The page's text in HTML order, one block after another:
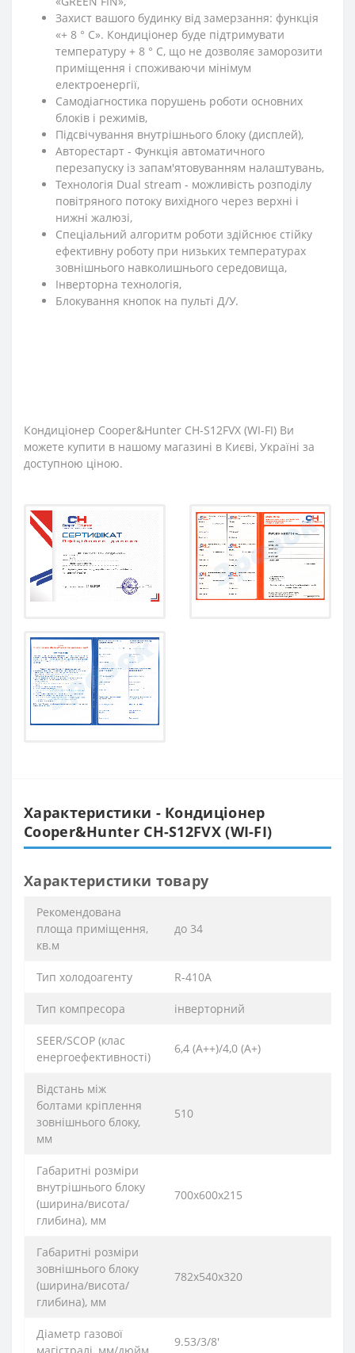
Захист вашого будинку від замерзання: функція
«+ 8 ° C». Кондиціонер буде підтримувати
температуру + 8 ° C, що не дозволяє заморозити
приміщення і споживаючи мінімум
електроенергії,
Самодіагностика порушень роботи основних
блоків і режимів,
Підсвічування внутрішнього блоку (дисплей),
Авторестарт - Функція автоматичного
перезапуску із запам'ятовуванням налаштувань,
Технологія Dual stream - можливість розподілу
повітряного потоку вихідного через верхні і
нижні жалюзі,
Спеціальний алгоритм роботи здійснює стійку
ефективну роботу при низьких температурах
зовнішнього навколишнього середовища,
Інверторна технологія,
Блокування кнопок на пульті Д/У.
Кондиціонер Cooper&Hunter CH-S12FVX (WI-FI) Ви
можете купити в нашому магазині в Києві, Україні за
доступною ціною.
Характеристики - Кондиціонер
Cooper&Hunter CH-S12FVX (WI-FI)
Характеристики товару
Рекомендована
площа приміщення,
кв.м
до 34
Тип холодоагенту R-410A
Тип компресора інверторний
SEER/SCOP (клас
енергоефективності)
6,4 (А++)/4,0 (А+)
Відстань між
болтами кріплення
зовнішнього блоку,
мм
510
Габаритні розміри
внутрішнього блоку
(ширина/висота/
глибина), мм
700х600х215
Габаритні розміри
зовнішнього блоку
(ширина/висота/
глибина), мм
782х540х320
Діаметр газової
9.53/3/8'